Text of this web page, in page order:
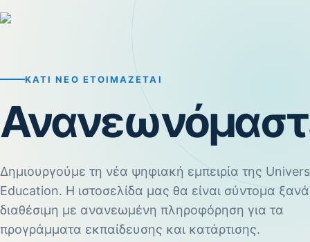
ΚΆΤΙ ΝΈΟ ΕΤΟΙΜΆΖΕΤΑΙ
Δημιουργούμε τη νέα ψηφιακή εμπειρία της
Education. Η ιστοσελίδα μας θα είναι σύντομα ξανά
διαθέσιμη με ανανεωμένη πληροφόρηση για τα
προγράμματα εκπαίδευσης και κατάρτισης.